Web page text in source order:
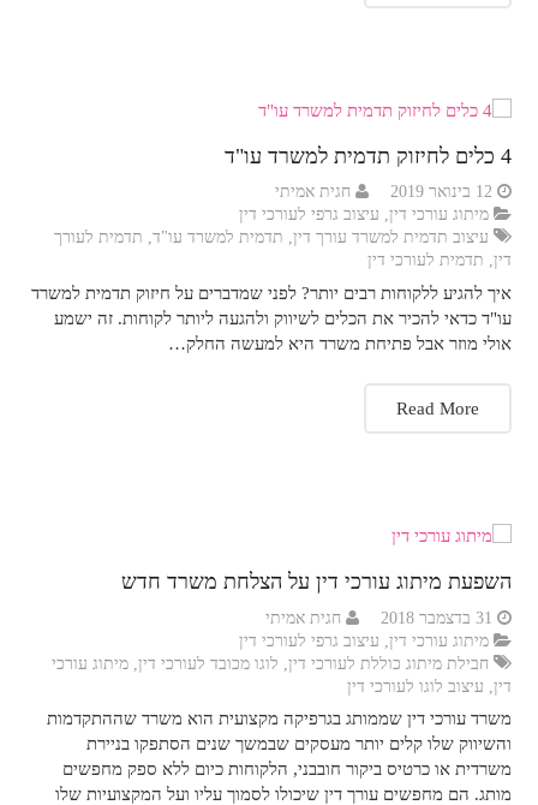
4 כלים לחיזוק תדמית למשרד עו"ד
12 בינואר 2019
חגית אמיתי
מיתוג עורכי דין, עיצוב גרפי לעורכי דין
עיצוב תדמית למשרד עורך דין, תדמית למשרד עו"ד, תדמית לעורך
דין, תדמית לעורכי דין
איך להגיע ללקוחות רבים יותר? לפני שמדברים על חיזוק תדמית למשרד
עו"ד כדאי להכיר את הכלים לשיווק ולהגעה ליותר לקוחות. זה ישמע
אולי מוזר אבל פתיחת משרד היא למעשה החלק…
Read More
השפעת מיתוג עורכי דין על הצלחת משרד חדש
חגית אמיתי
מיתוג עורכי דין עיצוב גרפי לעורכי דין
חבילת מיתוג כוללת לעורכי דין לוגו מכובד לעורכי דין ,מיתוג עורכי
דין עיצוב לוגו לעורכי דין
משרד עורכי דין שממותג בגרפיקה מקצועית הוא משרד שההתקדמות
והשיווק שלו קלים יותר מעסקים שבמשך שנים הסתפקו בניירת
משרדית או כרטיס ביקור חובבני, הלקוחות כיום ללא ספק מחפשים
מותג. הם מחפשים עורך דין שיכולו לסמוך עליו ועל המקצועיות שלו